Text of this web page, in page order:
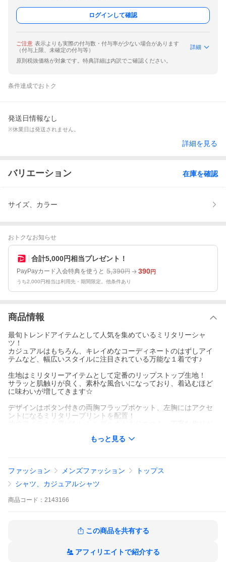
ログインして確認
ご注意 表示よりも実際の付与数・付与率が少ない場合があります
（付与上限、未確定の付与等）
詳細
原則税抜価格が対象です。特典詳細は内訳でご確認ください。
条件達成でおトク
発送日情報なし
※休業日は発送されません。
詳細を見る
バリエーション 在庫を確認
サイズ、カラー
おトクなお知らせ
合計5,000円相当プレゼント！
PayPayカード入会特典を使うと 5,390円 390円
うち2,000円相当は利用先・期間限定。他条件あり
商品情報
最旬トレンドアイテムとして人気を集めているミリタリーシャ
ツ！
カジュアルはもちろん、キレイめなコーディネートのはずしアイ
テムなど、幅広いスタイルに注目されている万能な１着です♪
生地はミリタリーアイテムとして定番のリップストップ生地！
サラッと肌触りが良く、素朴な風合いになっており、着込むほど
に味わいが増してきます☆
デザインはボタン付きの両胸フラップポケット、左胸にはアクセ
ントになるミリタリープリントを配置！
サイズ：肩幅/着丈/身幅/袖丈(cm)
Ｍ：43/65/50/61
Ｌ：45/68/52/62
*モデル身長180cm 56kg（写真はＭサイズ着用）
もっと見る
ファッション メンズファッション
トップス
シャツ、カジュアルシャツ
商品 コード： 2143166
この商品を共有する
アフィリエイトで紹介する